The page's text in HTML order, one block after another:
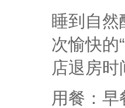
睡到自然
次愉快的
店退房
用餐：